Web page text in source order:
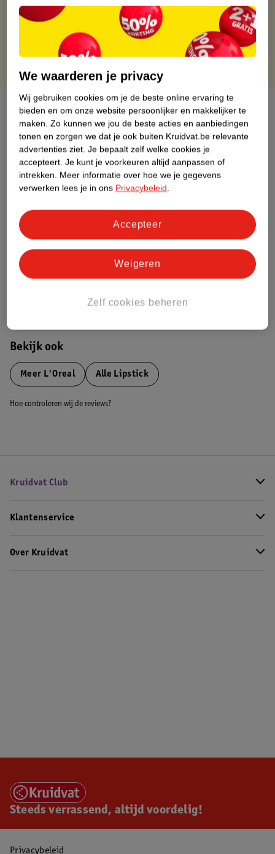
Gratis retourneren binnen 30 dagen
Gratis punten met je Kruidvat kaart
Over dit product
Productinformatie
Etiketinformatie
Nature Impact Score
Dit product heeft (nog) geen Nature
Impact Score.
Meer informatie
Bestel & Bezorginformatie
Bekijk ook
Meer L'Oreal Alle Lipstick
Hoe controleren wij de reviews?
Kruidvat Club
Klantenservice
Over Kruidvat
Steeds verrassend, altijd voordelig!
Privacybeleid
We waarderen je privacy
Wij gebruiken cookies om je de beste online ervaring te
bieden en om onze website persoonlijker en makkelijker te
maken. Zo kunnen we jou de beste acties en aanbiedingen
tonen en zorgen we dat je ook buiten Kruidvat.be relevante
advertenties ziet. Je bepaalt zelf welke cookies je
accepteert. Je kunt je voorkeuren altijd aanpassen of
intrekken. Meer informatie over hoe we je gegevens
verwerken lees je in ons Privacybeleid.
Zelf cookies beheren
Weigeren
Accepteer